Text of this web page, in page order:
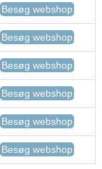
Besøg webshop
Besøg webshop
Besøg webshop
Besøg webshop
Besøg webshop
Besøg webshop